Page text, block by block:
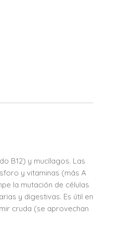
B12) y mucílagos. Las
y vitaminas (más A
la mutación de células
y digestivas. Es útil en
cruda (se aprovechan